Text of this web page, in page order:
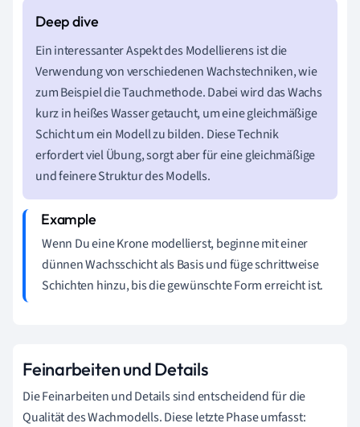
Ein interessanter Aspekt des Modellierens ist die
Verwendung von verschiedenen Wachstechniken, wie
zum Beispiel die Tauchmethode. Dabei wird das Wachs
kurz in heißes Wasser getaucht, um eine gleichmäßige
Schicht um ein Modell zu bilden. Diese Technik
erfordert viel Übung, sorgt aber für eine gleichmäßige
und feinere Struktur des Modells.
Wenn Du eine Krone modellierst, beginne mit einer
dünnen Wachsschicht als Basis und füge schrittweise
Schichten hinzu, bis die gewünschte Form erreicht ist.
Feinarbeiten und Details
Die Feinarbeiten und Details sind entscheidend für die
Qualität des Wachmodells. Diese letzte Phase umfasst: